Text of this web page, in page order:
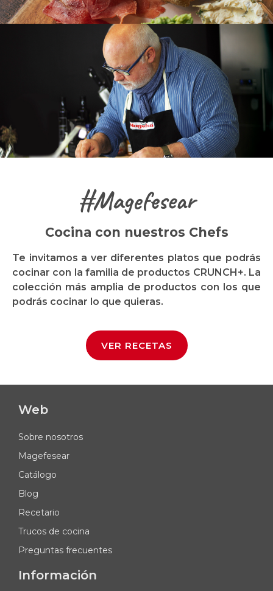
#Magefesear
Cocina con nuestros Chefs
Te invitamos a ver diferentes platos que podrás
cocinar con la familia de productos CRUNCH+. La
colección más amplia de productos con los que
podrás cocinar lo que quieras.
VER RECETAS
Web
Sobre nosotros
Magefesear
Catálogo
Blog
Recetario
Trucos de cocina
Preguntas frecuentes
Información